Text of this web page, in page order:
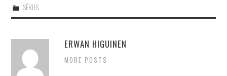
SÉRIES
ERWAN HIGUINEN
MORE POSTS